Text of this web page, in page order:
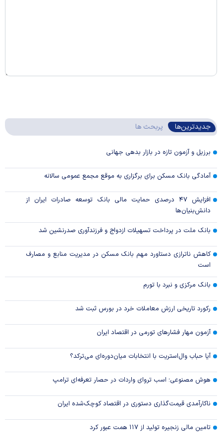
جدیدترین‌ها پربحث ها
برزیل و آزمون تازه در بازار بدهی جهانی
آمادگی بانک مسکن برای برگزاری به موقع مجمع عمومی سالانه
افزایش ۴۷ درصدی حمایت مالی بانک توسعه صادرات ایران از
دانش‌بنیان‌ها
بانک ملت در پرداخت تسهیلات ازدواج و فرزندآوری صدرنشین شد
کاهش ناترازی دستاورد مهم بانک مسکن در مدیریت منابع و مصارف
است
بانک مرکزی و نبرد با تورم
رکورد تاریخی ارزش معاملات خرد در بورس ثبت شد
آزمون مهار فشار‌های تورمی در اقتصاد ایران
آیا حباب وال‌استریت با انتخابات میان‌دوره‌ای می‌ترکد؟
هوش مصنوعی؛ اسب تروای واردات در حصار تعرفه‌ای ترامپ
ناکارآمدی قیمت‌گذاری دستوری در اقتصاد کوچک‌شده ایران
تامین مالی زنجیره تولید از ۱۱۷ همت عبور کرد